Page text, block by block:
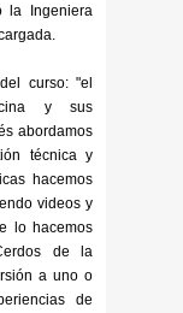
la Ingeniera
curso: "el
y sus
abordamos
técnica y
hacemos
videos y
lo hacemos
de la
a uno o
de